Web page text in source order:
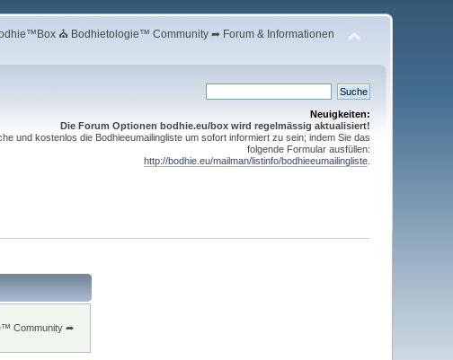
⛪ Bodhietologie™ Community ➦ Forum & Informationen
Neuigkeiten:
Die Forum Optionen bodhie.eu/box wird regelmässig aktualisiert!
und kostenlos die Bodhieeumailingliste um sofort informiert zu sein; indem Sie das
folgende Formular ausfüllen:
http://bodhie.eu/mailman/listinfo/bodhieeumailingliste.
Community ➦